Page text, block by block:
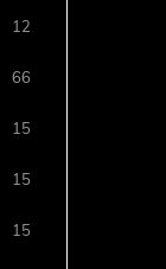
12
66
15
15
15